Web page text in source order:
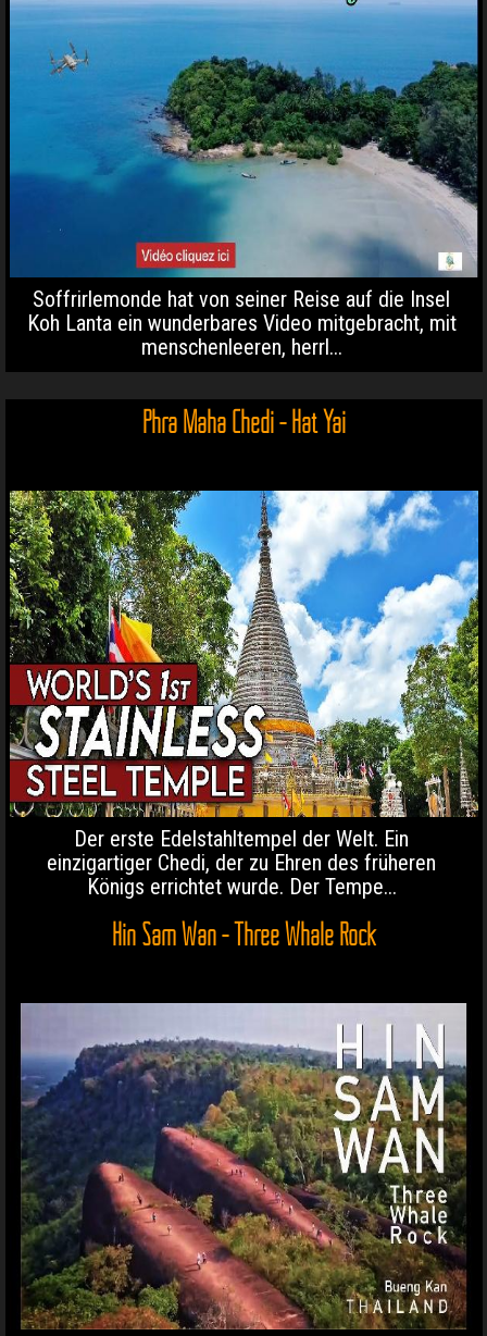
Soffrirlemonde hat von seiner Reise auf die Insel
Koh Lanta ein wunderbares Video mitgebracht, mit
menschenleeren, herrl...
Phra Maha Chedi - Hat Yai
Der erste Edelstahltempel der Welt. Ein
einzigartiger Chedi, der zu Ehren des früheren
Königs errichtet wurde. Der Tempe...
Hin Sam Wan - Three Whale Rock